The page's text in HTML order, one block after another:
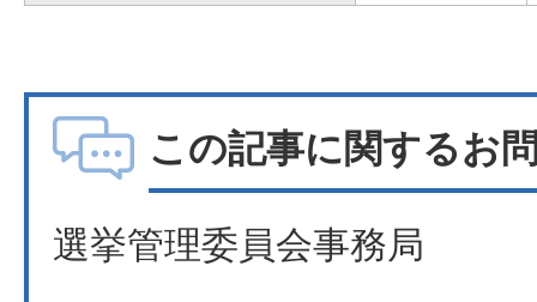
この記事に関するお
選挙管理委員会事務局